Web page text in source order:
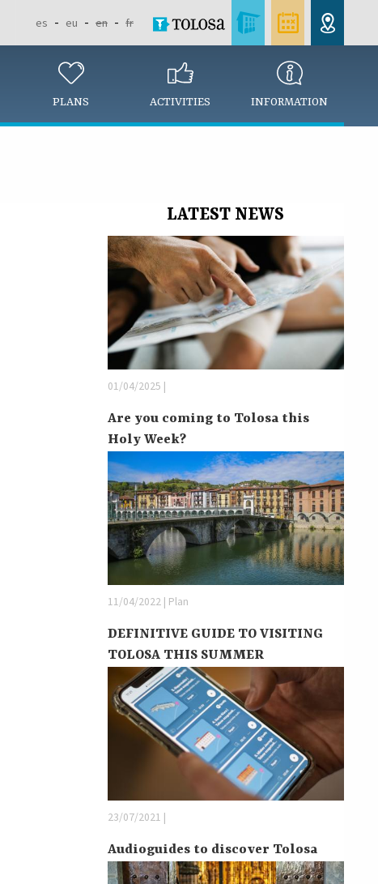
es eu en fr
PLANS ACTIVITIES INFORMATION
LATEST NEWS
01/04/2025 |
Are you coming to Tolosa this
Holy Week?
11/04/2022 | Plan
DEFINITIVE GUIDE TO VISITING
TOLOSA THIS SUMMER
23/07/2021 |
Audioguides to discover Tolosa